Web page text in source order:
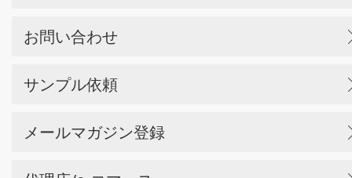
お問い合わせ
サンプル依頼
メールマガジン登録